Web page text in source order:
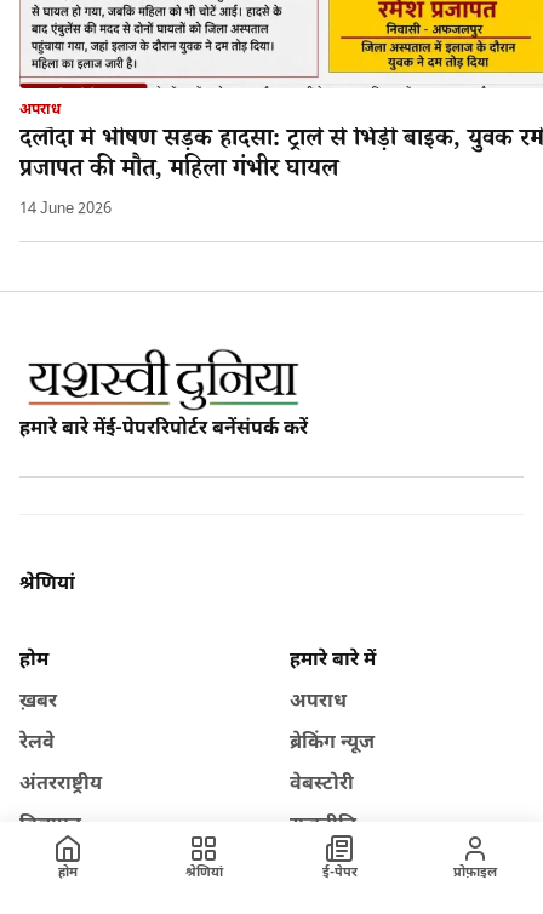
अपराध
दलौदा में भीषण सड़क हादसा: ट्राले से भिड़ी बाइक, युवक
प्रजापत की मौत, महिला गंभीर घायल
14 June 2026
हमारे बारे मेंई-पेपररिपोर्टर बनेंसंपर्क करें
श्रेणियां
होम
हमारे बारे में
ख़बर
अपराध
रेलवे
ब्रेकिंग न्यूज
अंतरराष्ट्रीय
वेबस्टोरी
विज्ञापन
राजनीति
तकनीक
मंडी भाव
होम श्रेणियां ई-पेपर प्रोफ़ाइल